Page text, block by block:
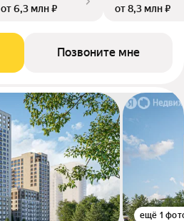
от 6,3 млн ₽
от 8,3 млн ₽
Позвоните мне
ещё 1